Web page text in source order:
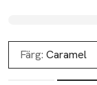
Färg: Caramel